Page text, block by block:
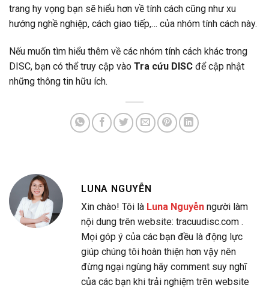
trang hy vọng bạn sẽ hiểu hơn về tính cách cũng như xu
hướng nghề nghiệp, cách giao tiếp,… của nhóm tính cách này.
Nếu muốn tìm hiểu thêm về các nhóm tính cách khác trong
DISC, bạn có thể truy cập vào Tra cứu DISC để cập nhật
những thông tin hữu ích.
LUNA NGUYỄN
Xin chào! Tôi là Luna Nguyễn người làm
nội dung trên website: tracuudisc.com .
Mọi góp ý của các bạn đều là động lực
giúp chúng tôi hoàn thiện hơn vậy nên
đừng ngại ngùng hãy comment suy nghĩ
của các bạn khi trải nghiệm trên website